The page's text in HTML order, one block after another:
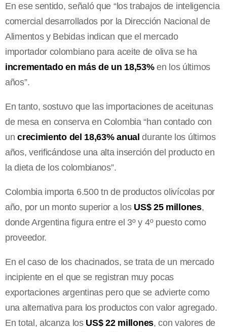
En ese sentido, señaló que “los trabajos de inteligencia
comercial desarrollados por la Dirección Nacional de
Alimentos y Bebidas indican que el mercado
importador colombiano para aceite de oliva se ha
incrementado en más de un 18,53%en los últimos
años”.
En tanto, sostuvo que las importaciones de aceitunas
de mesa en conserva en Colombia “han contado con
uncrecimiento del 18,63% anual durante los últimos
años, verificándose una alta inserción del producto en
la dieta de los colombianos”.
Colombia importa 6.500 tn de productos olivícolas por
año, por un monto superior a los US$ 25 millones,
donde Argentina figura entre el 3º y 4º puesto como
proveedor.
En el caso de los chacinados, se trata de un mercado
incipiente en el que se registran muy pocas
exportaciones argentinas pero que se advierte como
una alternativa para los productos con valor agregado.
En total, alcanza losUS$ 22 millones, con valores de